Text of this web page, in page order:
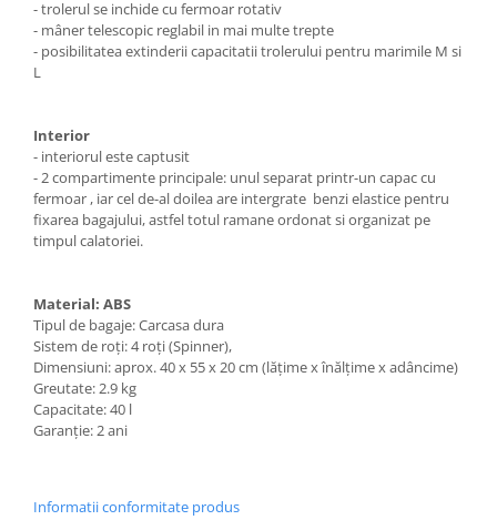
- trolerul se inchide cu fermoar rotativ
- mâner telescopic reglabil in mai multe trepte
- posibilitatea extinderii capacitatii trolerului pentru marimile M si
L
Interior
- interiorul este captusit
- 2 compartimente principale: unul separat printr-un capac cu
fermoar , iar cel de-al doilea are intergrate benzi elastice pentru
fixarea bagajului, astfel totul ramane ordonat si organizat pe
timpul calatoriei.
Material: ABS
Tipul de bagaje: Carcasa dura
Sistem de roți: 4 roți (Spinner),
Dimensiuni: aprox. 40 x 55 x 20 cm (lățime x înălțime x adâncime)
Greutate: 2.9 kg
Capacitate: 40 l
Garanție: 2 ani
Informatii conformitate produs